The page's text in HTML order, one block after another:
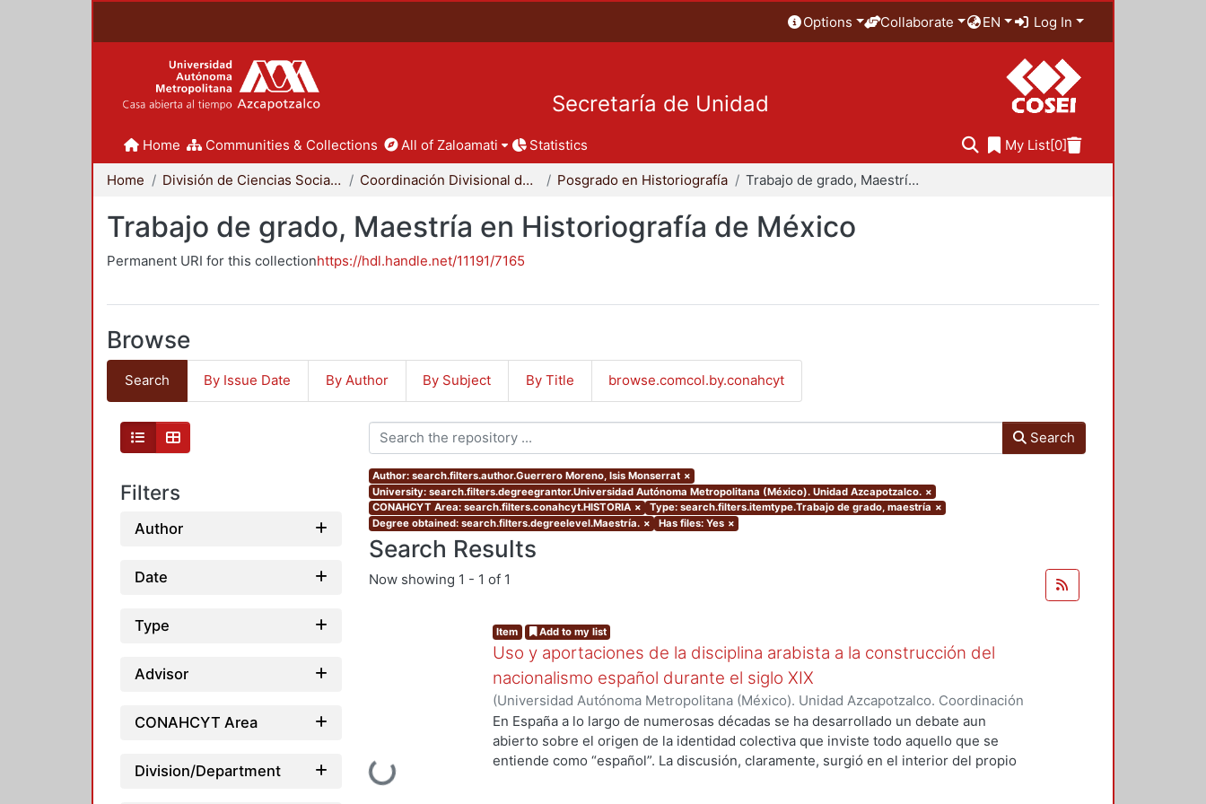
Options Collaborate EN Log In
Secretaría de Unidad
Home Communities & Collections All of Zaloamati Statistics My List[0]
Home División de Ciencias Sociales y Humanidades Coordinación Divisional de Posgrado Posgrado en Historiografía Trabajo de grado, Maestría en Historiografía de México
Trabajo de grado, Maestría en Historiografía de México
Permanent URI for this collectionhttps://hdl.handle.net/11191/7165
Browse
Search By Issue Date By Author By Subject By Title browse.comcol.by.conahcyt
Filters
Author
Date
Type
Advisor
CONAHCYT Area
Division/Department
Search
Author: search.filters.author.Guerrero Moreno, Isis Monserrat ×
University: search.filters.degreegrantor.Universidad Autónoma Metropolitana (México). Unidad Azcapotzalco. ×
CONAHCYT Area: search.filters.conahcyt.HISTORIA × Type: search.filters.itemtype.Trabajo de grado, maestría ×
Degree obtained: search.filters.degreelevel.Maestría. × Has files: Yes ×
Search Results
Now showing 1 - 1 of 1
Loading...
Item Add to my list
Uso y aportaciones de la disciplina arabista a la construcción del
nacionalismo español durante el siglo XIX
(Universidad Autónoma Metropolitana (México). Unidad Azcapotzalco. Coordinación
de Servicios de Información.,2015-09)Guerrero Moreno, Isis Monserrat
En España a lo largo de numerosas décadas se ha desarrollado un debate aun
abierto sobre el origen de la identidad colectiva que inviste todo aquello que se
entiende como “español”. La discusión, claramente, surgió en el interior del propio